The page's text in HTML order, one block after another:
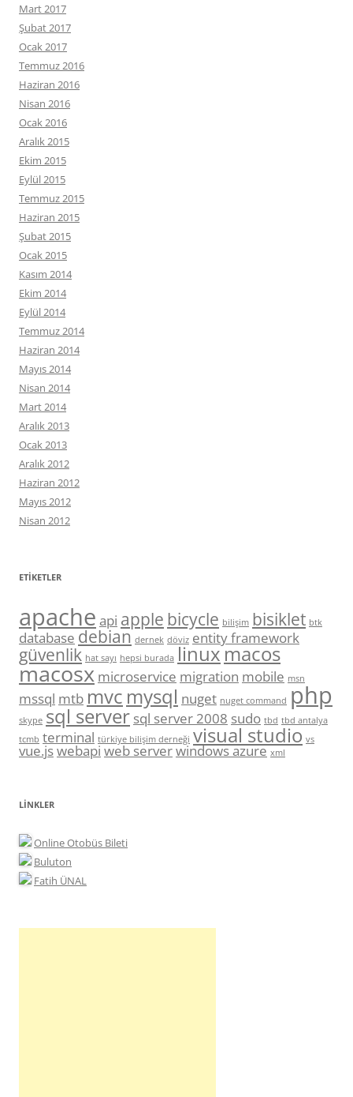
Mart 2017
Şubat 2017
Ocak 2017
Temmuz 2016
Haziran 2016
Nisan 2016
Ocak 2016
Aralık 2015
Ekim 2015
Eylül 2015
Temmuz 2015
Haziran 2015
Şubat 2015
Ocak 2015
Kasım 2014
Ekim 2014
Eylül 2014
Temmuz 2014
Haziran 2014
Mayıs 2014
Nisan 2014
Mart 2014
Aralık 2013
Ocak 2013
Aralık 2012
Haziran 2012
Mayıs 2012
Nisan 2012
ETIKETLER
apache api apple bicycle bilişim bisiklet btk
database debian dernek döviz entity framework
güvenlik hat sayı hepsi burada linuxmacos
macosx microservice migration mobile msn
mssql mtb mvc mysql nuget nuget command php
skype sql server sql server 2008 sudo tbd tbd antalya
tcmb terminal türkiye bilişim derneği visual studio vs
vue.jswebapiweb serverwindows azure xml
LINKLER
Online Otobüs Bileti
Buluton
Fatih ÜNAL